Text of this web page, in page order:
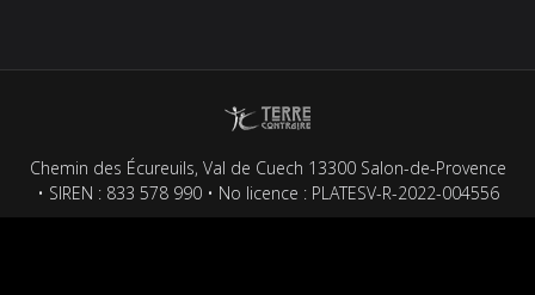
Chemin des Écureuils, Val de Cuech 13300 Salon-de-Provence
• SIREN : 833 578 990 • No licence : PLATESV-R-2022-004556